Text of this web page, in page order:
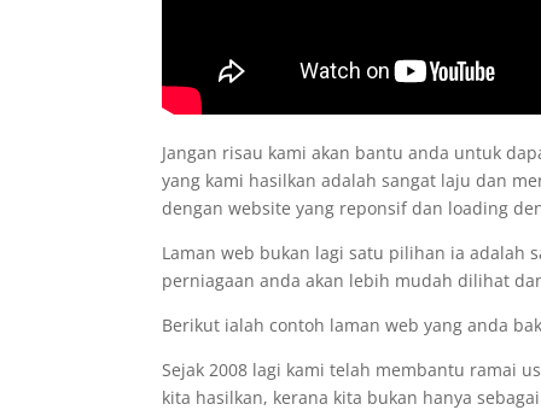
Jangan risau kami akan bantu anda untuk
yang kami hasilkan adalah sangat laju dan
dengan website yang reponsif dan loading
Laman web bukan lagi satu pilihan ia adalah
perniagaan anda akan lebih mudah dilihat
Berikut ialah contoh laman web yang anda
Sejak 2008 lagi kami telah membantu ramai
kita hasilkan, kerana kita bukan hanya